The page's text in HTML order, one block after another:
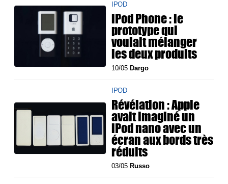
IPOD
iPod Phone : le
prototype qui
voulait mélanger
les deux produits
10/05 Dargo
IPOD
Révélation : Apple
avait imaginé un
iPod nano avec un
écran aux bords très
réduits
03/05 Russo